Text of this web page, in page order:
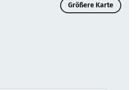
Größere Karte